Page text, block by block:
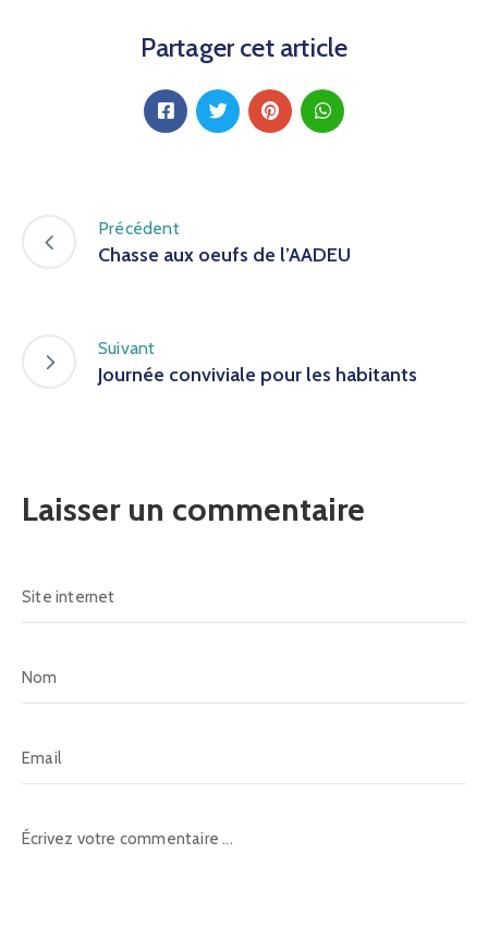
Partager cet article
Précédent
Chasse aux oeufs de l’AADEU
Suivant
Journée conviviale pour les habitants
Laisser un commentaire